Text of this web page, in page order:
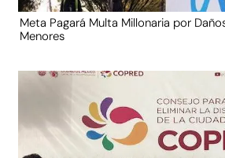
Meta Pagará Multa Millonaria por
Menores